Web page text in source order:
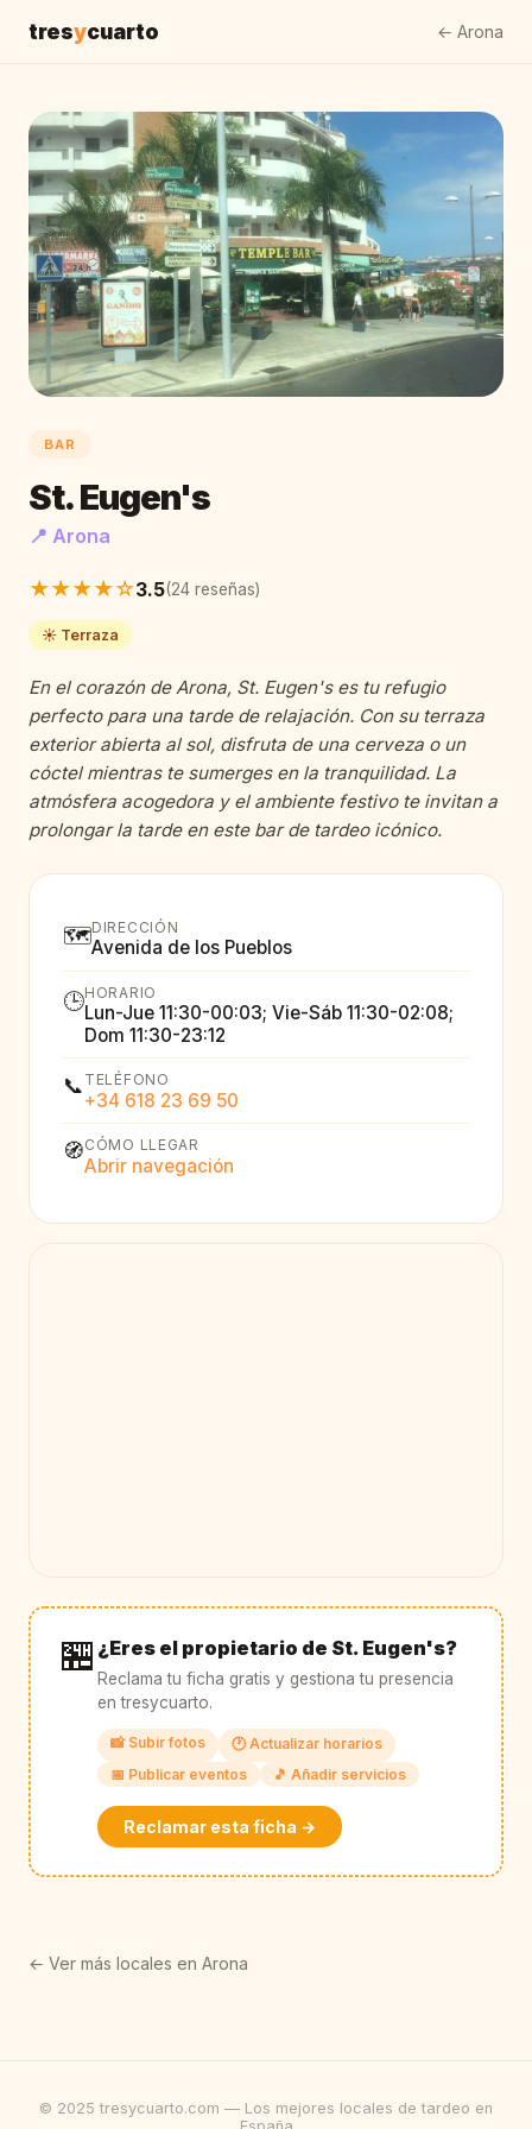
tresycuarto ← Arona
BAR
St. Eugen's
📍 Arona
★★★★☆3.5(24 reseñas)
☀️ Terraza
En el corazón de Arona, St. Eugen's es tu refugio
perfecto para una tarde de relajación. Con su terraza
exterior abierta al sol, disfruta de una cerveza o un
cóctel mientras te sumerges en la tranquilidad. La
atmósfera acogedora y el ambiente festivo te invitan a
prolongar la tarde en este bar de tardeo icónico.
🗺️DIRECCIÓN
Avenida de los Pueblos
🕒HORARIO
Lun-Jue 11:30-00:03; Vie-Sáb 11:30-02:08;
Dom 11:30-23:12
📞 TELÉFONO
+34 618 23 69 50
🧭CÓMO LLEGAR
Abrir navegación
🏪 ¿Eres el propietario de St. Eugen's?
Reclama tu ficha gratis y gestiona tu presencia
en tresycuarto.
📸 Subir fotos
🕐 Actualizar horarios
📅 Publicar eventos
🎵 Añadir servicios
Reclamar esta ficha →
← Ver más locales en Arona
© 2025 tresycuarto.com — Los mejores locales de tardeo en